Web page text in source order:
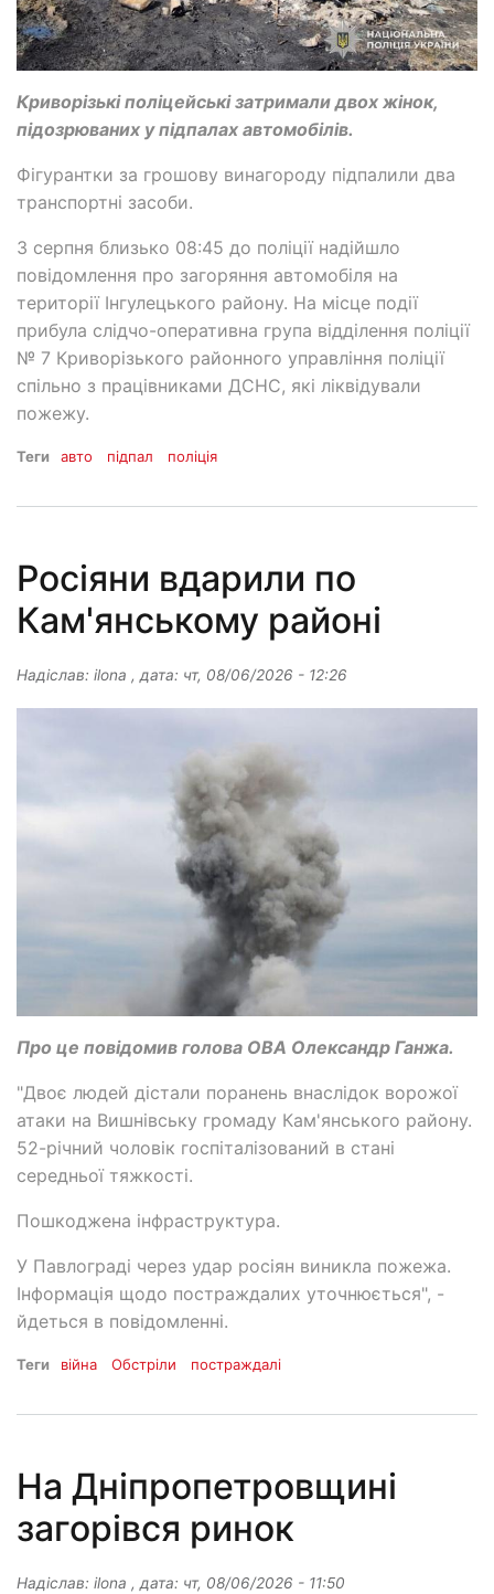
Криворізькі поліцейські затримали двох жінок,
підозрюваних у підпалах автомобілів.
Фігурантки за грошову винагороду підпалили два
транспортні засоби.
3 серпня близько 08:45 до поліції надійшло
повідомлення про загоряння автомобіля на
території Інгулецького району. На місце події
прибула слідчо-оперативна група відділення поліції
№ 7 Криворізького районного управління поліції
спільно з працівниками ДСНС, які ліквідували
пожежу.
Теги авто підпал поліція
Росіяни вдарили по
Кам'янському районі
Надіслав: ilona , дата: чт, 08/06/2026 - 12:26
Про це повідомив голова ОВА Олександр Ганжа.
"Двоє людей дістали поранень внаслідок ворожої
атаки на Вишнівську громаду Кам'янського району.
52-річний чоловік госпіталізований в стані
середньої тяжкості.
Пошкоджена інфраструктура.
У Павлограді через удар росіян виникла пожежа.
Інформація щодо постраждалих уточнюється", -
йдеться в повідомленні.
Теги війна Обстріли постраждалі
На Дніпропетровщині
загорівся ринок
Надіслав: ilona , дата: чт, 08/06/2026 - 11:50